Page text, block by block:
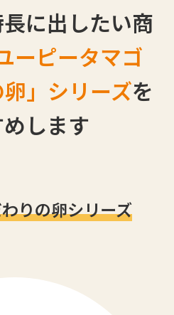
に出したい商
ーピータマゴ
卵」シリーズを
します
りの卵シリーズ